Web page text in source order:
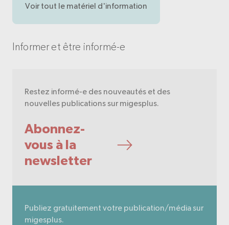
Voir tout le matériel d'information
Informer et être informé-e
Restez informé-e des nouveautés et des
nouvelles publications sur migesplus.
Abonnez-
vous à la
newsletter
Publiez gratuitement votre publication/média sur
migesplus.